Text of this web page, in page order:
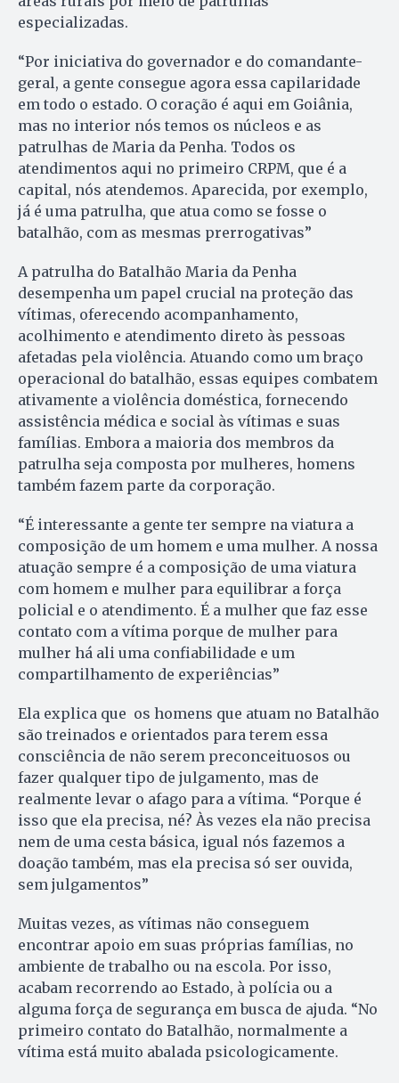
especializadas.
“Por iniciativa do governador e do comandante-
geral, a gente consegue agora essa capilaridade
em todo o estado. O coração é aqui em Goiânia,
mas no interior nós temos os núcleos e as
patrulhas de Maria da Penha. Todos os
atendimentos aqui no primeiro CRPM, que é a
capital, nós atendemos. Aparecida, por exemplo,
já é uma patrulha, que atua como se fosse o
batalhão, com as mesmas prerrogativas”
A patrulha do Batalhão Maria da Penha
desempenha um papel crucial na proteção das
vítimas, oferecendo acompanhamento,
acolhimento e atendimento direto às pessoas
afetadas pela violência. Atuando como um braço
operacional do batalhão, essas equipes combatem
ativamente a violência doméstica, fornecendo
assistência médica e social às vítimas e suas
famílias. Embora a maioria dos membros da
patrulha seja composta por mulheres, homens
também fazem parte da corporação.
“É interessante a gente ter sempre na viatura a
composição de um homem e uma mulher. A nossa
atuação sempre é a composição de uma viatura
com homem e mulher para equilibrar a força
policial e o atendimento. É a mulher que faz esse
contato com a vítima porque de mulher para
mulher há ali uma confiabilidade e um
compartilhamento de experiências”
Ela explica que os homens que atuam no Batalhão
são treinados e orientados para terem essa
consciência de não serem preconceituosos ou
fazer qualquer tipo de julgamento, mas de
realmente levar o afago para a vítima. “Porque é
isso que ela precisa, né? Às vezes ela não precisa
nem de uma cesta básica, igual nós fazemos a
doação também, mas ela precisa só ser ouvida,
sem julgamentos”
Muitas vezes, as vítimas não conseguem
encontrar apoio em suas próprias famílias, no
ambiente de trabalho ou na escola. Por isso,
acabam recorrendo ao Estado, à polícia ou a
alguma força de segurança em busca de ajuda. “No
primeiro contato do Batalhão, normalmente a
vítima está muito abalada psicologicamente.